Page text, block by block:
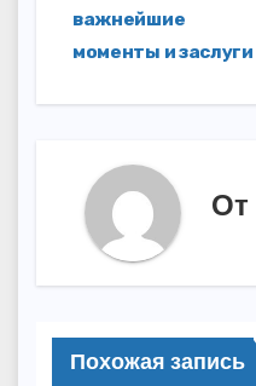
важнейшие
моменты и заслуги
От
Похожая запись